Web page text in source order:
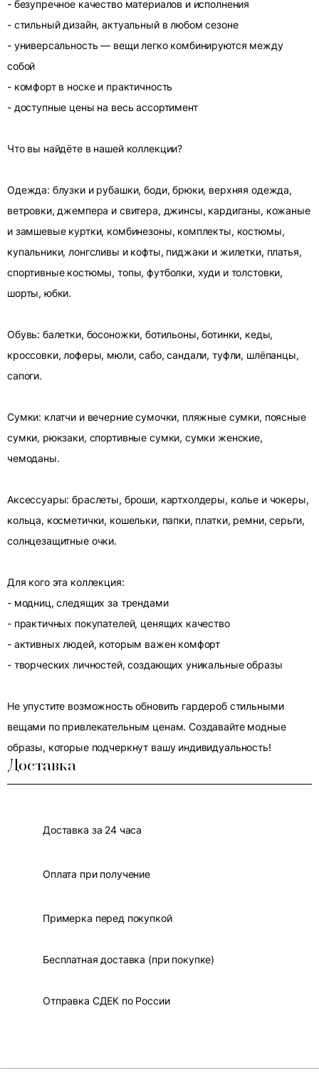
- безупречное качество материалов и исполнения
- стильный дизайн, актуальный в любом сезоне
- универсальность — вещи легко комбинируются между
собой
- комфорт в носке и практичность
- доступные цены на весь ассортимент
Что вы найдёте в нашей коллекции?
Одежда: блузки и рубашки, боди, брюки, верхняя одежда,
ветровки, джемпера и свитера, джинсы, кардиганы, кожаные
и замшевые куртки, комбинезоны, комплекты, костюмы,
купальники, лонгсливы и кофты, пиджаки и жилетки, платья,
спортивные костюмы, топы, футболки, худи и толстовки,
шорты, юбки.
Обувь: балетки, босоножки, ботильоны, ботинки, кеды,
кроссовки, лоферы, мюли, сабо, сандали, туфли, шлёпанцы,
сапоги.
Сумки: клатчи и вечерние сумочки, пляжные сумки, поясные
сумки, рюкзаки, спортивные сумки, сумки женские,
чемоданы.
Аксессуары: браслеты, броши, картхолдеры, колье и чокеры,
кольца, косметички, кошельки, папки, платки, ремни, серьги,
солнцезащитные очки.
Для кого эта коллекция:
- модниц, следящих за трендами
- практичных покупателей, ценящих качество
- активных людей, которым важен комфорт
- творческих личностей, создающих уникальные образы
Не упустите возможность обновить гардероб стильными
вещами по привлекательным ценам. Создавайте модные
образы, которые подчеркнут вашу индивидуальность!
Доставка
Доставка за 24 часа
Оплата при получение
Примерка перед покупкой
Бесплатная доставка (при покупке)
Отправка СДЕК по России